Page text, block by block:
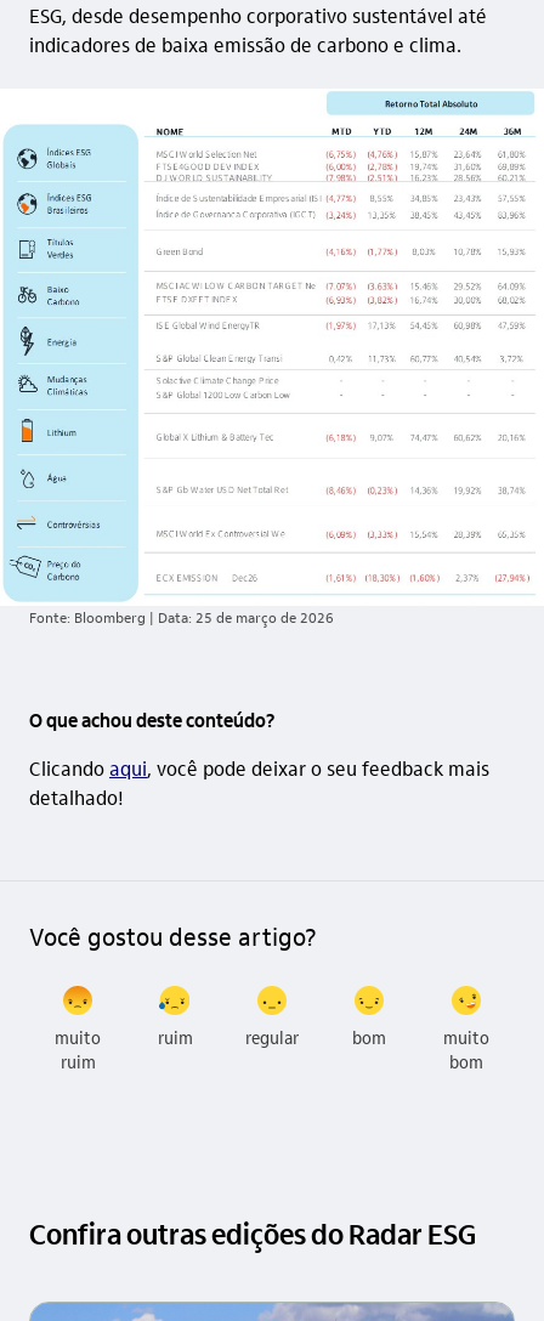
ESG, desde desempenho corporativo sustentável até
indicadores de baixa emissão de carbono e clima.
Fonte: Bloomberg | Data: 25 de março de 2026
O que achou deste conteúdo?
Clicandoaqui, você pode deixar o seu feedback mais
detalhado!
Você gostou desse artigo?
muito
ruim
ruim regular bom
muito
bom
Confira outras edições do Radar ESG